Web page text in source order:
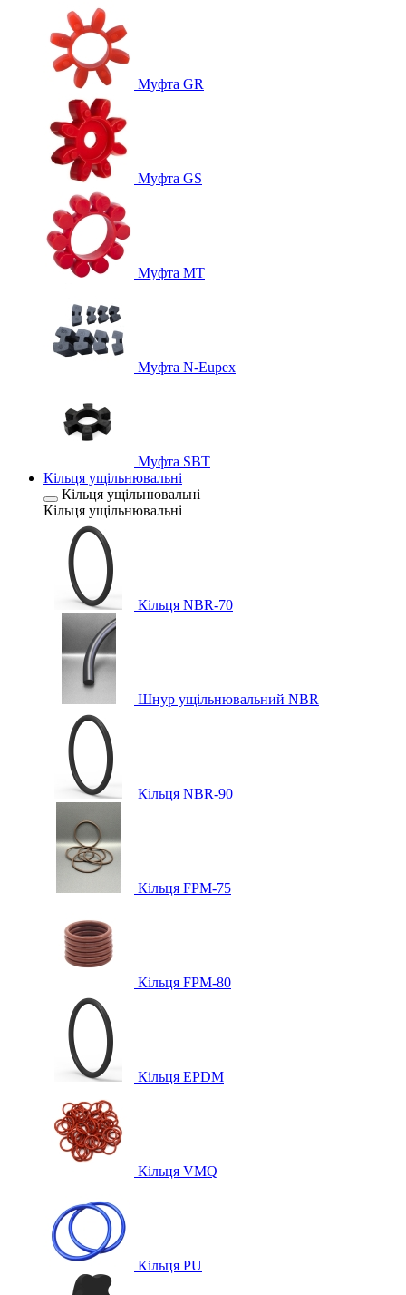
Муфта GR
Муфта GS
Муфта MT
Муфта N-Eupex
Муфта SBT
Кільця ущільнювальні
Кільця ущільнювальні
Кільця ущільнювальні
Кільця NBR-70
Шнур ущільнювальний NBR
Кільця NBR-90
Кільця FPM-75
Кільця FPM-80
Кільця EPDM
Кільця VMQ
Кільця PU